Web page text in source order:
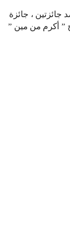
جائزتين ، جائزة
” أكرم من مين ”